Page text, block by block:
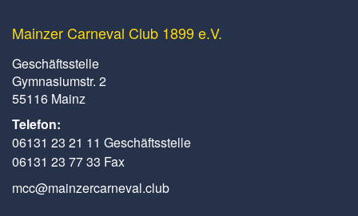
Mainzer Carneval Club 1899 e.V.
Geschäftsstelle
Gymnasiumstr. 2
55116 Mainz
Telefon:
06131 23 21 11 Geschäftsstelle
06131 23 77 33 Fax
mcc@mainzercarneval.club